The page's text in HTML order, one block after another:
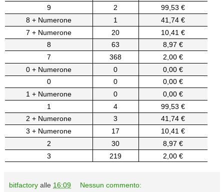
9
2
99,53 €
8 + Numerone
1
41,74 €
7 + Numerone
20
10,41 €
8
63
8,97 €
7
368
2,00 €
0 + Numerone
0
0,00 €
0
0
0,00 €
1 + Numerone
0
0,00 €
1
4
99,53 €
2 + Numerone
3
41,74 €
3 + Numerone
17
10,41 €
2
30
8,97 €
3
219 2,00 €
bitfactory alle 16:09 Nessun commento: